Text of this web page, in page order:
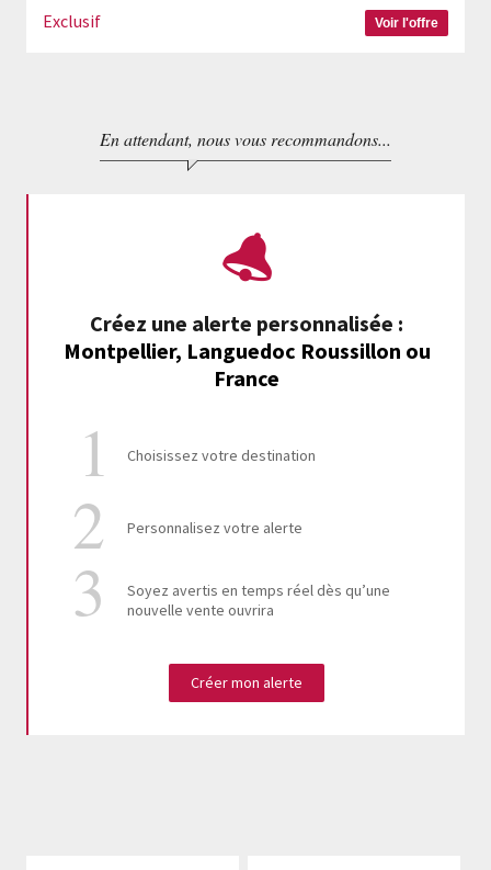
Exclusif Voir l'offre
En attendant, nous vous recommandons...
Créez une alerte personnalisée :
Montpellier, Languedoc Roussillon ou
France
Choisissez votre destination
Personnalisez votre alerte
Soyez avertis en temps réel dès qu’une
nouvelle vente ouvrira
Créer mon alerte